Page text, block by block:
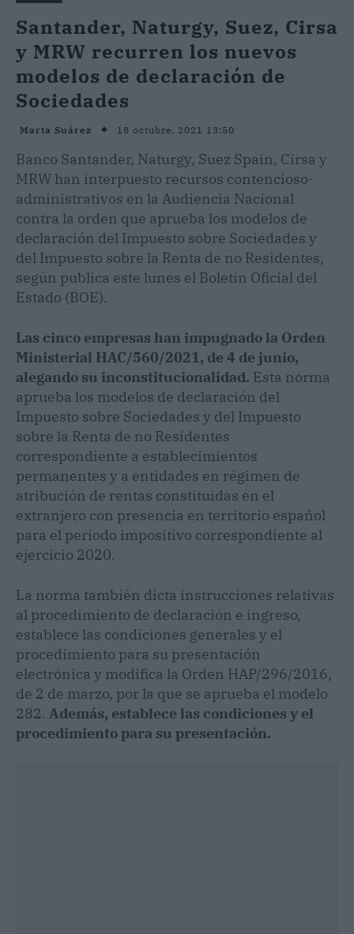
Santander, Naturgy, Suez, Cirsa
y MRW recurren los nuevos
modelos de declaración de
Sociedades
Marta Suárez 18 octubre, 2021 13:50
Banco Santander, Naturgy, Suez Spain, Cirsa y
MRW han interpuesto recursos contencioso-
administrativos en la Audiencia Nacional
contra la orden que aprueba los modelos de
declaración del Impuesto sobre Sociedades y
del Impuesto sobre la Renta de no Residentes,
según publica este lunes el Boletín Oficial del
Estado (BOE).
Las cinco empresas han impugnado la Orden
Ministerial HAC/560/2021, de 4 de junio,
alegando su inconstitucionalidad. Esta norma
aprueba los modelos de declaración del
Impuesto sobre Sociedades y del Impuesto
sobre la Renta de no Residentes
correspondiente a establecimientos
permanentes y a entidades en régimen de
atribución de rentas constituidas en el
extranjero con presencia en territorio español
para el periodo impositivo correspondiente al
ejercicio 2020.
La norma también dicta instrucciones relativas
al procedimiento de declaración e ingreso,
establece las condiciones generales y el
procedimiento para su presentación
electrónica y modifica la Orden HAP/296/2016,
de 2 de marzo, por la que se aprueba el modelo
282. Además, establece las condiciones y el
procedimiento para su presentación.